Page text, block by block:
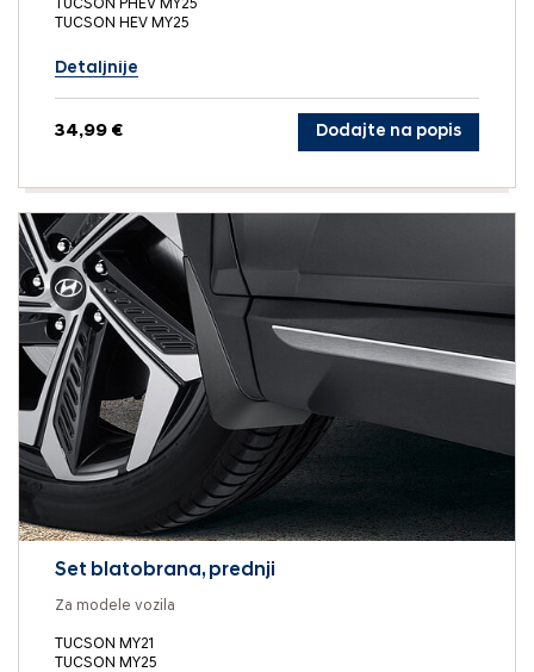
TUCSON PHEV MY25
TUCSON HEV MY25
Detaljnije
34,99 € Dodajte na popis
Set blatobrana, prednji
Za modele vozila
TUCSON MY21
TUCSON MY25